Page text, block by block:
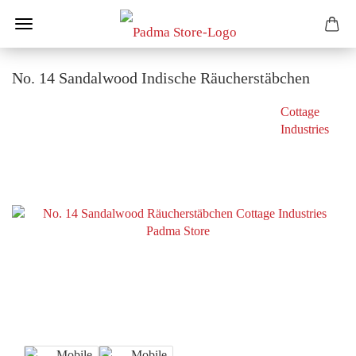
No. 14 Sandalwood Indische Räucherstäbchen
Cottage
Industries